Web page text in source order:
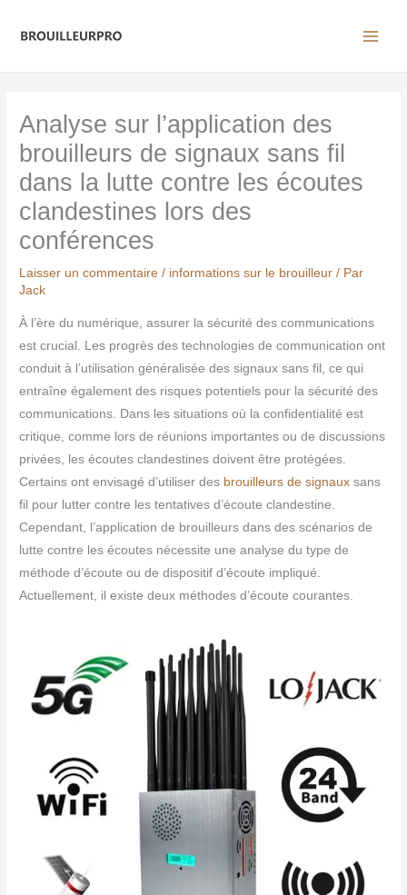
Analyse sur l’application des
brouilleurs de signaux sans fil
dans la lutte contre les écoutes
clandestines lors des
conférences
Laisser un commentaire / informations sur le brouilleur / Par
Jack
À l’ère du numérique, assurer la sécurité des communications
est crucial. Les progrès des technologies de communication ont
conduit à l’utilisation généralisée des signaux sans fil, ce qui
entraîne également des risques potentiels pour la sécurité des
communications. Dans les situations où la confidentialité est
critique, comme lors de réunions importantes ou de discussions
privées, les écoutes clandestines doivent être protégées.
Certains ont envisagé d’utiliser des brouilleurs de signaux sans
fil pour lutter contre les tentatives d’écoute clandestine.
Cependant, l’application de brouilleurs dans des scénarios de
lutte contre les écoutes nécessite une analyse du type de
méthode d’écoute ou de dispositif d’écoute impliqué.
Actuellement, il existe deux méthodes d’écoute courantes.